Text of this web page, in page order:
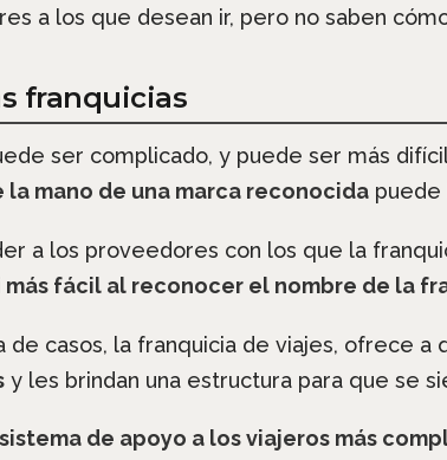
a los que desean ir, pero no saben
franquicias
ser complicado, y puede ser más
la mano de una marca reconocidapuede
a los proveedores con los que la
fácil al reconocer el nombre de la
de casos, la franquicia de viajes, ofrece a
y les brindan una estructura para que se
de apoyo a los viajeros más